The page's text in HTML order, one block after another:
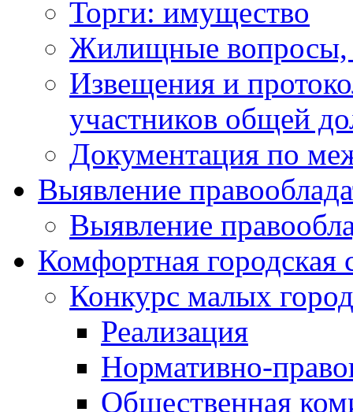
Торги: имущество
Жилищные вопросы,
Извещения и
участников общей
Документация по
Выявление
Выявление
Комфортная городская
Конкурс малых
Реализация
Нормативно-
Общественная